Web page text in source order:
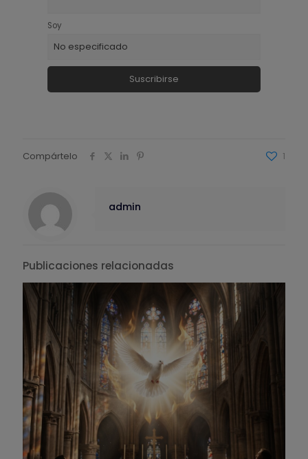
Soy
Compártelo 1
admin
Publicaciones relacionadas